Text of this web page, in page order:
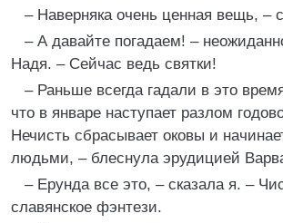
– Наверняка очень ценная вещь, –
– А давайте погадаем! –
Надя. – Сейчас ведь святки!
– Раньше всегда гадали в это
что в январе наступает разлом
Нечисть сбрасывает оковы и
людьми, – блеснула эрудицией
– Ерунда все это, – сказала я. –
славянское фэнтези.